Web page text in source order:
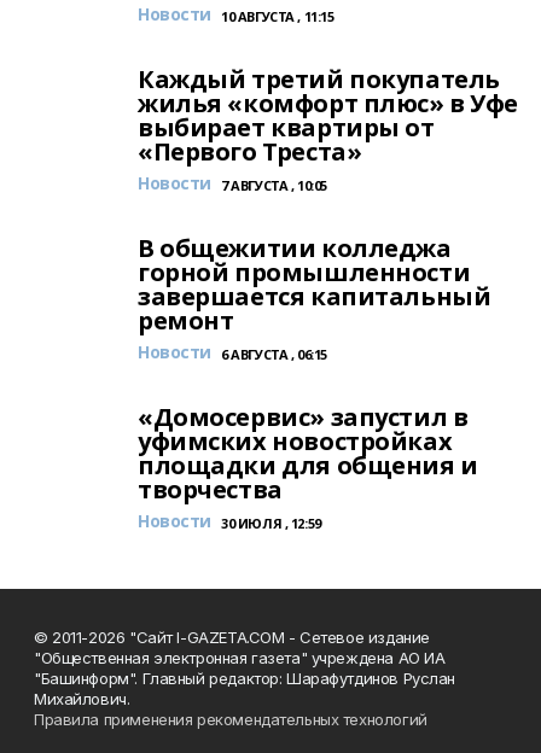
Новости 10 АВГУСТА , 11:15
Каждый третий покупатель
жилья «комфорт плюс» в Уфе
выбирает квартиры от
«Первого Треста»
Новости 7 АВГУСТА , 10:05
В общежитии колледжа
горной промышленности
завершается капитальный
ремонт
Новости 6 АВГУСТА , 06:15
«Домосервис» запустил в
уфимских новостройках
площадки для общения и
творчества
Новости 30 ИЮЛЯ , 12:59
© 2011-2026 "Сайт I-GAZETA.COM - Сетевое издание
"Общественная электронная газета" учреждена АО ИА
"Башинформ". Главный редактор: Шарафутдинов Руслан
Михайлович.
Правила применения рекомендательных технологий